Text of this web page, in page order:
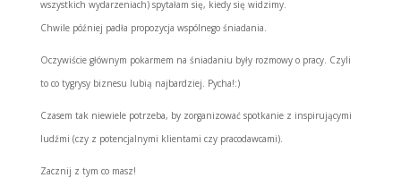
wszystkich wydarzeniach) spytałam się, kiedy się widzimy.
Chwile później padła propozycja wspólnego śniadania.
Oczywiście głównym pokarmem na śniadaniu były rozmowy o pracy. Czyli
to co tygrysy biznesu lubią najbardziej. Pycha!:)
Czasem tak niewiele potrzeba, by zorganizować spotkanie z inspirującymi
ludźmi (czy z potencjalnymi klientami czy pracodawcami).
Zacznij z tym co masz!